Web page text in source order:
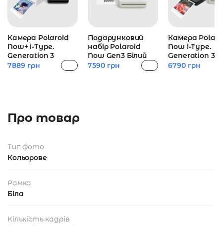
Камера Polaroid
Now+ i-Type.
Generation 3
7889 грн
Подарунковий
набір Polaroid
Now Gen3 Білий
7590 грн
Камера
Now i-Type.
Generation 3
6790 грн
Про товар
Тип фото
Кольорове
Рамка
Біла
Кількість кадрів